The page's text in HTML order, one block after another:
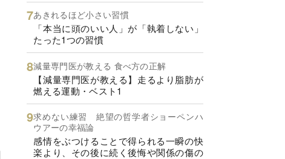
あきれるほど小さい習慣
「本当に頭のいい人」が「執着しない」
たった1つの習慣
減量専門医が教える 食べ方の正解
【減量専門医が教える】走るより脂肪が
燃える運動・ベスト1
求めない練習 絶望の哲学者ショーペンハ
ウアーの幸福論
感情をぶつけることで得られる一瞬の快
楽より、その後に続く後悔や関係の傷の